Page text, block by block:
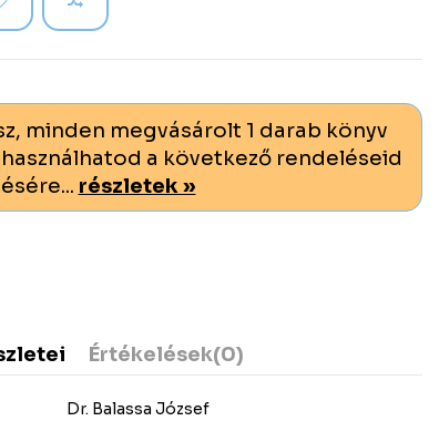
minden megvásárolt 1 darab könyv
a következő rendeléseid
részletek »
Értékelések(0)
Dr. Balassa József